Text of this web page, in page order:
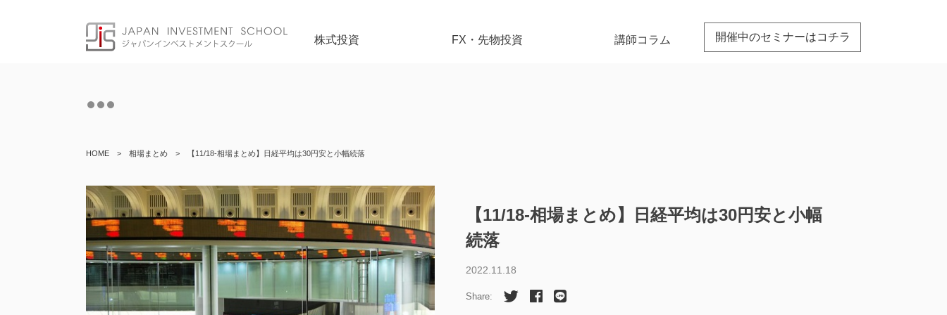
株式投資 FX・先物投資 講師コラム 開催中のセミナーはコチラ
HOME > 相場まとめ > 【11/18-相場まとめ】日経平均は30円安と小幅続落
【11/18-相場まとめ】日経平均は30円安と小幅
続落
2022.11.18
Share: